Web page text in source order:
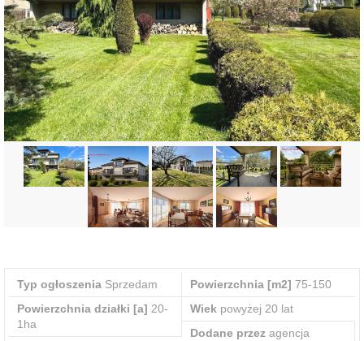
Typ ogłoszenia Sprzedam Powierzchnia [m2] 75-150
Powierzchnia działki [a] 20-
1ha
Wiek powyżej 20 lat
Dodane przez agencja